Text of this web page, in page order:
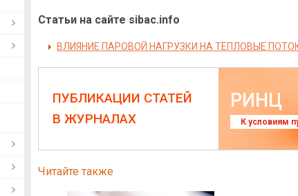
Статьи на сайте sibac.info
ВЛИЯНИЕ ПАРОВОЙ НАГРУЗКИ НА ТЕПЛОВЫЕ
ПУБЛИКАЦИИ СТАТЕЙ
В ЖУРНАЛАХ
РИНЦ
К условиям
Читайте также